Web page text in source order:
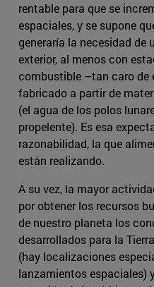
rentable para que se
espaciales, y se supone
generaría la necesidad de
exterior, al menos con
combustible –tan caro de
fabricado a partir de
(el agua de los polos
propelente). Es esa
razonabilidad, la que
están realizando.
A su vez, la mayor
por obtener los recursos
de nuestro planeta los
desarrollados para la
(hay localizaciones
lanzamientos espaciales)